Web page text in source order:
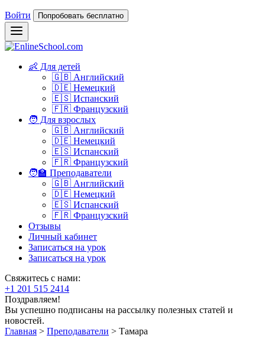
Войти Попробовать бесплатно
👶 Для детей
🇬🇧 Английский
🇩🇪 Немецкий
🇪🇸 Испанский
🇫🇷 Французский
🧑 Для взрослых
🇬🇧 Английский
🇩🇪 Немецкий
🇪🇸 Испанский
🇫🇷 Французский
🧑‍🏫 Преподаватели
🇬🇧 Английский
🇩🇪 Немецкий
🇪🇸 Испанский
🇫🇷 Французский
Отзывы
Личный кабинет
Записаться на урок
Записаться на урок
Свяжитесь с нами:
+1 201 515 2414
Поздравляем!
Вы успешно подписаны на рассылку полезных статей и
новостей.
Главная > Преподаватели > Тамара